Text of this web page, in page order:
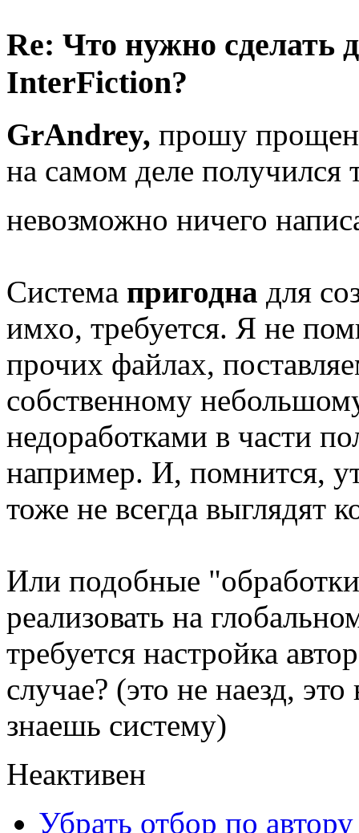
Re: Что нужно сделать
InterFiction?
GrAndrey, прошу
на самом деле получился
невозможно ничего
Система пригодна для
имхо, требуется. Я не
прочих файлах,
собственному
недоработками в части
например. И, помнится,
тоже не всегда выглядят
Или подобные
реализовать на
требуется настройка
случае? (это не наезд,
знаешь систему)
Неактивен
Убрать отбор по автору